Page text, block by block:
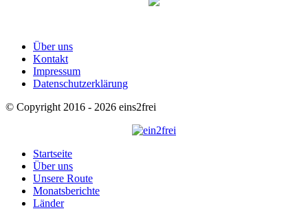
Über uns
Kontakt
Impressum
Datenschutzerklärung
© Copyright 2016 - 2026 eins2frei
Startseite
Über uns
Unsere Route
Monatsberichte
Länder